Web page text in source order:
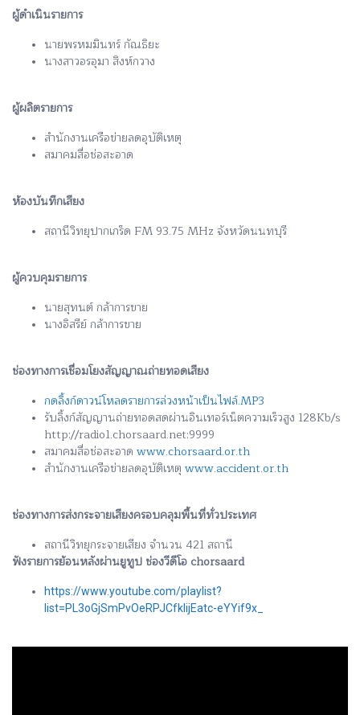
ผู้ดำเนินรายการ
นายพรหมมินทร์ กัณธิยะ
นางสาวอรอุมา สิงห์กวาง
ผู้ผลิตรายการ
สำนักงานเครือข่ายลดอุบัติเหตุ
สมาคมสื่อช่อสะอาด
ห้องบันทึกเสียง
สถานีวิทยุปากเกร็ด FM 93.75 MHz จังหวัดนนทบุรี
ผู้ควบคุมรายการ
นายสุทนต์ กล้าการขาย
นางอิสรีย์ กล้าการขาย
ช่องทางการเชื่อมโยงสัญญาณถ่ายทอดเสียง
กดลิ้งก์ดาวน์โหลดรายการล่วงหน้าเป็นไฟล์.MP3
รับลิ้งก์สัญญานถ่ายทอดสดผ่านอินเทอร์เน็ตความเร็วสูง 128Kb/s
http://radio1.chorsaard.net:9999
สมาคมสื่อช่อสะอาด www.chorsaard.or.th
สำนักงานเครือข่ายลดอุบัติเหตุ www.accident.or.th
ช่องทางการส่งกระจายเสียงครอบคลุมพื้นที่ทั่วประเทศ
สถานีวิทยุกระจายเสียง จำนวน 421 สถานี
ฟังรายการย้อนหลังผ่านยูทูป ช่องวีดีโอ chorsaard
https://www.youtube.com/playlist?
list=PL3oGjSmPvOeRPJCfkIijEatc-eYYif9x_